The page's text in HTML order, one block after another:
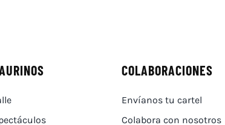
COLABORACIONES
Envíanos tu cartel
Colabora con nosotros